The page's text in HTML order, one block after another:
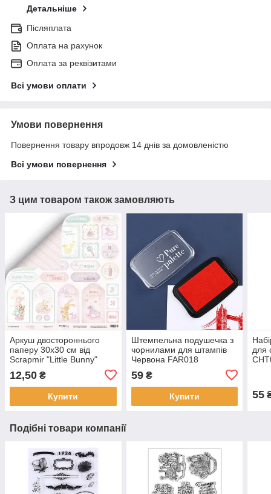
Детальніше
Післяплата
Оплата на рахунок
Оплата за реквізитами
Всі умови оплати
Умови повернення
Повернення товару впродовж 14 днів за домовленістю
Всі умови повернення
З цим товаром також замовляють
Аркуш двостороннього
паперу 30х30 см від
Scrapmir "Little Bunny"
SM2400010
12,50 ₴
Купити
Штемпельна подушечка з
чорнилами для штампів
Червона FAR018
59₴
Купити
для
55
Подібні товари компанії